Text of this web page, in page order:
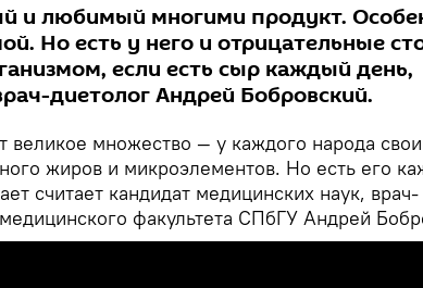
и любимый многими продукт.
Но есть у него и отрицательные
если есть сыр каждый день,
диетолог Андрей Бобровский.
великое множество — у каждого народа свои
жиров и микроэлементов. Но есть его
считает кандидат медицинских наук, врач-
факультета СПбГУ Андрей